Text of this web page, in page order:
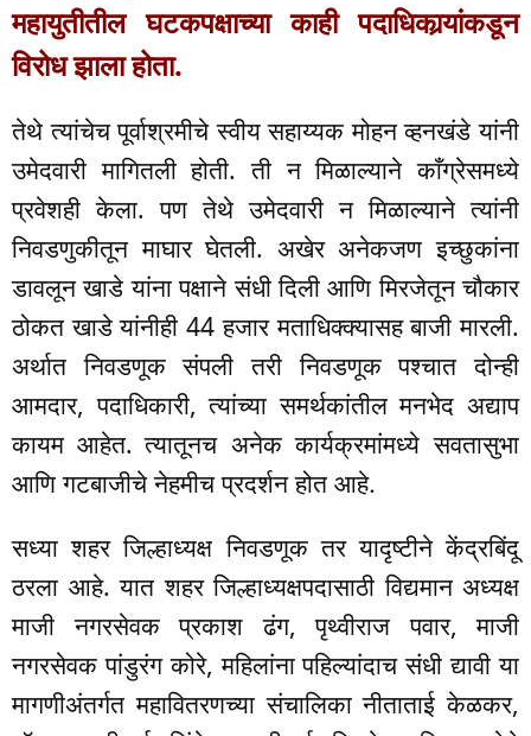
महायुतीतील घटकपक्षाच्या काही पदाधिकार्‍यांकडून
विरोध झाला होता.
तेथे त्यांचेच पूर्वाश्रमीचे स्वीय सहाय्यक मोहन व्हनखंडे यांनी
उमेदवारी मागितली होती. ती न मिळाल्याने काँग्रेसमध्ये
प्रवेशही केला. पण तेथे उमेदवारी न मिळाल्याने त्यांनी
निवडणुकीतून माघार घेतली. अखेर अनेकजण इच्छुकांना
डावलून खाडे यांना पक्षाने संधी दिली आणि मिरजेतून चौकार
ठोकत खाडे यांनीही 44 हजार मताधिक्क्यासह बाजी मारली.
अर्थात निवडणूक संपली तरी निवडणूक पश्चात दोन्ही
आमदार, पदाधिकारी, त्यांच्या समर्थकांतील मनभेद अद्याप
कायम आहेत.त्यातूनच अनेक कार्यक्रमांमध्ये सवतासुभा
आणि गटबाजीचे नेहमीच प्रदर्शन होत आहे.
सध्या शहर जिल्हाध्यक्ष निवडणूक तर यादृष्टीने केंद्रबिंदू
ठरला आहे. यात शहर जिल्हाध्यक्षपदासाठी विद्यमान अध्यक्ष
माजी नगरसेवक प्रकाश ढंग, पृथ्वीराज पवार, माजी
नगरसेवक पांडुरंग कोरे, महिलांना पहिल्यांदाच संधी द्यावी या
मागणीअंतर्गत महावितरणच्या संचालिका नीताताई केळकर,